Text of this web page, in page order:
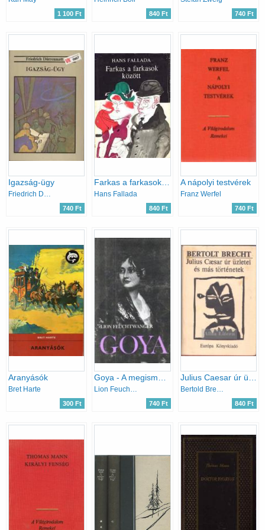
1 100 Ft 840 Ft 740 Ft
Igazság-ügy
Friedrich Dürrenmatt
740 Ft
Farkas a farkasok között
Hans Fallada
840 Ft
A nápolyi testvérek
Franz Werfel
740 Ft
Aranyásók
Bret Harte
300 Ft
Lion Feuchtwanger
740 Ft
Bertold Brecht
840 Ft